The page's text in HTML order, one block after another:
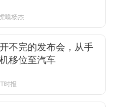
虎嗅杨杰
开不完的发布会，从手
机移位至汽车
时报